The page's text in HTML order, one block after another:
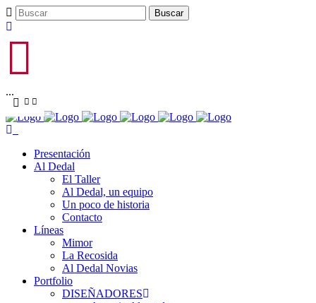
...
Presentación
Al Dedal
El Taller
Al Dedal, un equipo
Un poco de historia
Contacto
Líneas
Mimor
La Recosida
Al Dedal Novias
Portfolio
DISEÑADORES